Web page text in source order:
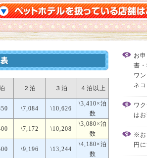
２泊 ３泊 ４泊以上
\7,084 \10,626
\3,410×泊
数
\7,172 \10,208
\3,080×泊
数
\9,196 \13,244
\4,180×泊
数
お
書
ワ
ネ
ワ
は
※お
円